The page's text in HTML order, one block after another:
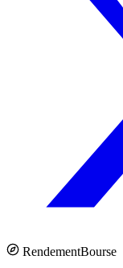
RendementBourse